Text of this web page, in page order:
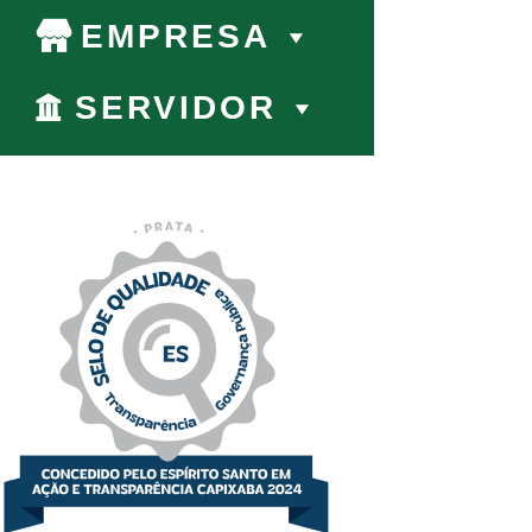
EMPRESA
SERVIDOR